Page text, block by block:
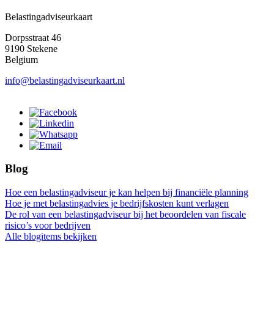
Belastingadviseurkaart
Dorpsstraat 46
9190 Stekene
Belgium
info@belastingadviseurkaart.nl
Blog
Hoe een belastingadviseur je kan helpen bij financiële planning
Hoe je met belastingadvies je bedrijfskosten kunt verlagen
De rol van een belastingadviseur bij het beoordelen van fiscale
risico’s voor bedrijven
Alle blogitems bekijken